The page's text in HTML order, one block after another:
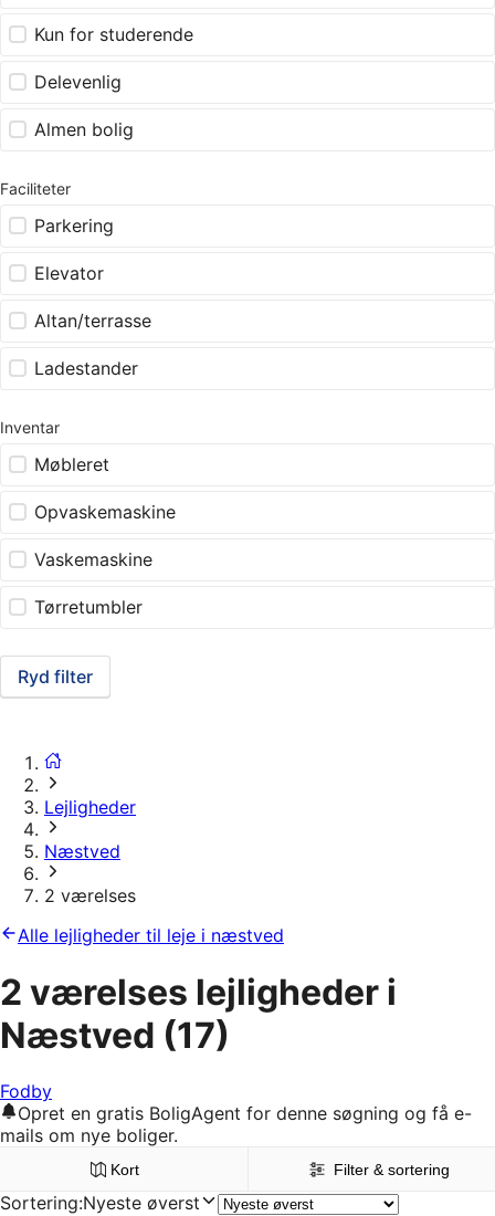
Kun for studerende
Delevenlig
Almen bolig
Faciliteter
Parkering
Elevator
Altan/terrasse
Ladestander
Inventar
Møbleret
Opvaskemaskine
Vaskemaskine
Tørretumbler
Ryd filter
Lejligheder
Næstved
2 værelses
Alle lejligheder til leje i næstved
2 værelses lejligheder i
Næstved (17)
Fodby
Opret en gratis BoligAgent for denne søgning og få e-
mails om nye boliger.
Kort Filter & sortering
Sortering:Nyeste øverst